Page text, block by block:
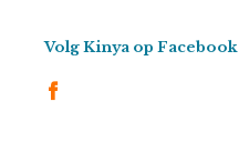
Volg Kinya op Facebook